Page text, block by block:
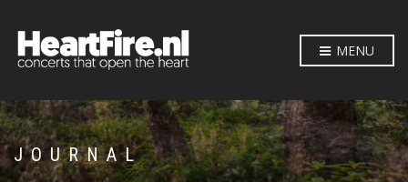
MENU
JOURNAL